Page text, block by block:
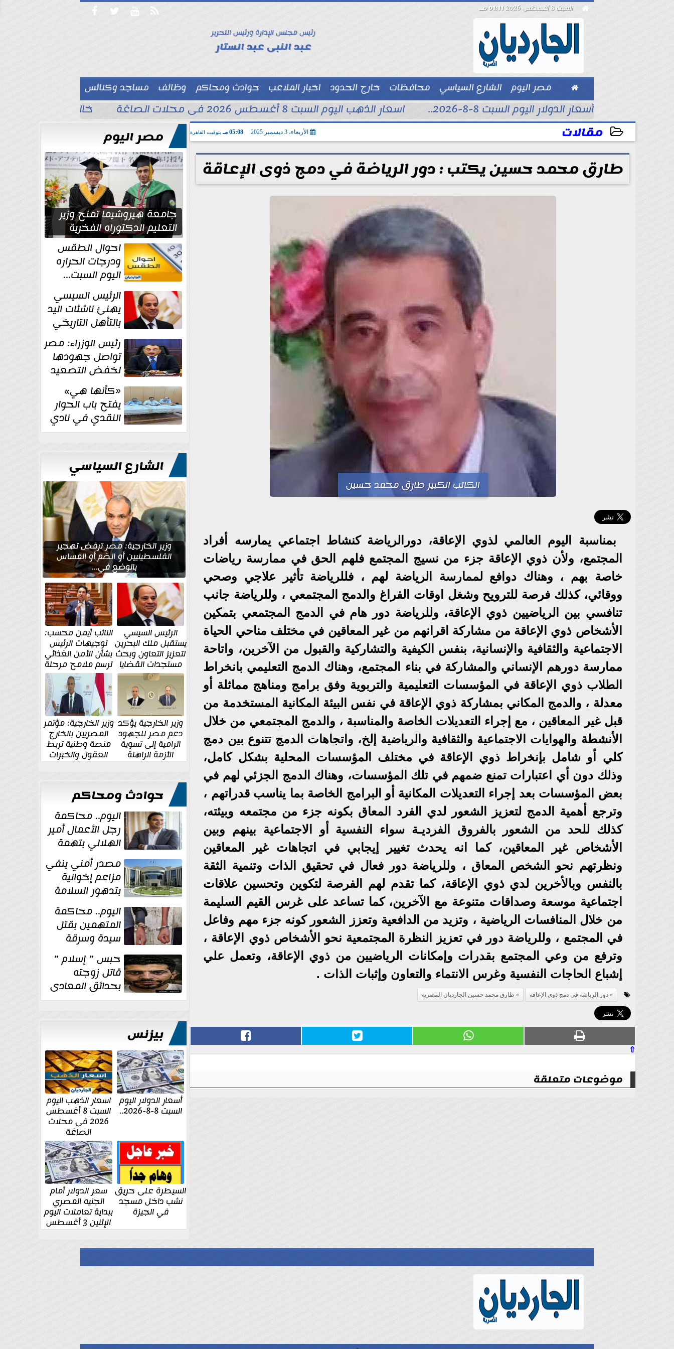
   
 السبت 8 أغسطس 2026 01:11 مـ
رئيس مجلس الإدارة ورئيس التحرير
عبد النبى عبد الستار
 مصر اليوم الشارع السياسي محافظات خارج الحدود اخبار الملاعب حوادث ومحاكم وظائف
مساجد وكنائس
بيزنس
توك شو  أسعار الدولار اليوم السبت 8-8-2026.. اسعار الذهب اليوم السبت 8 أغسطس 2026 فى محلات الصاغة خالد الغندور يطلب
مقالات الأربعاء، 3 ديسمبر 2025 05:08 مـ بتوقيت القاهرة
2025-12-03 17:08:55
طارق محمد حسين يكتب : دور الرياضة في دمج ذوى الإعاقة
الكاتب الكبير طارق محمد حسين
بمناسبة اليوم العالمي لذوي الإعاقة، دورالرياضة كنشاط اجتماعي يمارسه أفراد
المجتمع، ولأن ذوي الإعاقة جزء من نسيج المجتمع فلهم الحق في ممارسة رياضات
خاصة بهم ، وهناك دوافع لممارسة الرياضة لهم ، فللرياضة تأثير علاجي وصحي
ووقائي، كذلك فرصة للترويح وشغل اوقات الفراغ والدمج المجتمعي ، وللرياضة جانب
تنافسي بين الرياضيين ذوي الإعاقة، وللرياضة دور هام في الدمج المجتمعي بتمكين
الأشخاص ذوي الإعاقة من مشاركة اقرانهم من غير المعاقين في مختلف مناحي الحياة
الاجتماعية والثقافية والإنسانية، بنفس الكيفية والتشاركية والقبول من الآخرين، واتاحة
ممارسة دورهم الإنساني والمشاركة في بناء المجتمع، وهناك الدمج التعليمي بانخراط
الطلاب ذوي الإعاقة في المؤسسات التعليمية والتربوية وفق برامج ومناهج مماثلة أو
معدلة ، والدمج المكاني بمشاركة ذوي الإعاقة في نفس البيئة المكانية المستخدمة من
قبل غير المعاقين ، مع إجراء التعديلات الخاصة والمناسبة ، والدمج المجتمعي من خلال
الأنشطة والهوايات الاجتماعية والثقافية والرياضية إلخ، واتجاهات الدمج تتنوع بين دمج
كلي أو شامل بإنخراط ذوي الإعاقة في مختلف المؤسسات المحلية بشكل كامل،
وذلك دون أي اعتبارات تمنع ضمهم في تلك المؤسسات، وهناك الدمج الجزئي لهم في
بعض المؤسسات بعد إجراء التعديلات المكانية أو البرامج الخاصة بما يناسب قدراتهم ،
وترجع أهمية الدمج لتعزيز الشعور لدي الفرد المعاق بكونه جزء من مجتمعه وبيئته،
كذلك للحد من الشعور بالفروق الفرديـة سواء النفسية أو الاجتماعية بينهم وبين
الأشخاص غير المعاقين، كما انه يحدث تغيير إيجابي في اتجاهات غير المعاقين
ونظرتهم نحو الشخص المعاق ، وللرياضة دور فعال في تحقيق الذات وتنمية الثقة
بالنفس وبالأخرين لدي ذوي الإعاقة، كما تقدم لهم الفرصة لتكوين وتحسين علاقات
اجتماعية موسعة وصداقات متنوعة مع الآخرين، كما تساعد على غرس القيم السليمة
من خلال المنافسات الرياضية ، وتزيد من الدافعية وتعزز الشعور كونه جزء مهم وفاعل
في المجتمع ، وللرياضة دور في تعزيز النظرة المجتمعية نحو الأشخاص ذوي الإعاقة ،
وترفع من وعي المجتمع بقدرات وإمكانات الرياضيين من ذوي الإعاقة، وتعمل علي
إشباع الحاجات النفسية وغرس الانتماء والتعاون وإثبات الذات .
دور الرياضة في دمج ذوى الإعاقة طارق محمد حسين الجارديان المصرية
⇧
موضوعات متعلقة
مصر اليوم
جامعة هيروشيما تمنح وزير
التعليم الدكتوراه الفخرية
تقديرا لما حققهاحوال الطقس
ودرجات الحراره
اليوم السبت...
العظمى في
القاهره 36 درجة الرئيس السيسي
يهنئ ناشئات اليد
بالتأهل التاريخي
إلى نصف نهائي
كأس العالم رئيس الوزراء: مصر
تواصل جهودها
لخفض التصعيد
والحفاظ على
الاستقرار الإقليمي«كأنها هي»
يفتح باب الحوار
النقدي في نادي
أدب مصر الجديدة
الشارع السياسي
وزير الخارجية: مصر ترفض تهجير
الفلسطينيين أو الضم أو المساس
بالوضع في...
الرئيس السيسي
يستقبل ملك البحرين
لتعزيز التعاون وبحث
مستجدات القضايا
الإقليمية والدولية
النائب أيمن محسب:
توجيهات الرئيس
بشأن الأمن الغذائي
ترسم ملامح مرحلة
جديدة
وزير الخارجية يؤكد
دعم مصر للجهود
الرامية إلى تسوية
الأزمة الراهنة
وزير الخارجية: مؤتمر
المصريين بالخارج
منصة وطنية تربط
العقول والخبرات
المصرية بالدولة
حوادث ومحاكم
اليوم.. محاكمة
رجل الأعمال أمير
الهلالي بتهمة
غسل الأموال
مصدر أمني ينفي
مزاعم إخوانية
بتدهور السلامة
الإنشائية لأحد
مراكز الإصلاح والتأهيل
اليوم.. محاكمة
المتهمين بقتل
سيدة وسرقة
ذهبها في بولاق
الدكرور حبس ” إسلام ”
قاتل زوجته
بحدائق المعادى
١٥ يوم أخرى
بيزنس
أسعار الدولار اليوم
السبت 8-8-2026..
اسعار الذهب اليوم
السبت 8 أغسطس
2026 فى محلات
الصاغة
السيطرة على حريق
نشب داخل مسجد
في الجيزة
سعر الدولار أمام
الجنيه المصري
ببداية تعاملات اليوم
الإثنين 3 أغسطس